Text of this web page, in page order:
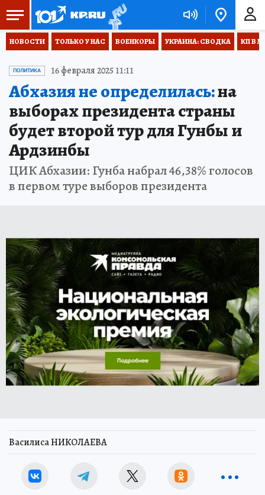
НОВОСТИ ТОЛЬКО У НАС ВОЕНКОРЫ УКРАИНА: СВОДКА КП В
ПОЛИТИКА 16 февраля 2025 11:11
Абхазия не определилась:на
выборах президента страны
будет второй тур для Гунбы и
Ардзинбы
ЦИК Абхазии: Гунба набрал 46,38% голосов
в первом туре выборов президента
Василиса НИКОЛАЕВА